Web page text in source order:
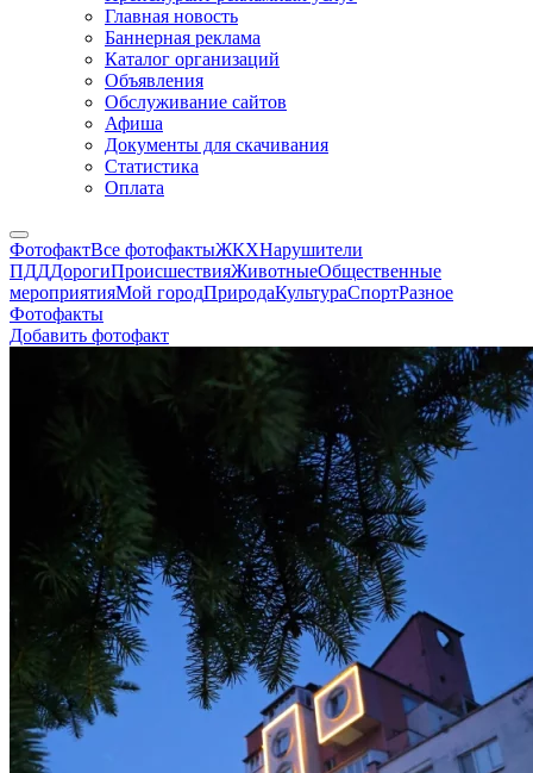
Главная новость
Баннерная реклама
Каталог организаций
Объявления
Обслуживание сайтов
Афиша
Документы для скачивания
Статистика
Оплата
ФотофактВсе фотофактыЖКХНарушители
ПДДДорогиПроисшествияЖивотныеОбщественные
мероприятияМой городПриродаКультураСпортРазное
Фотофакты
Добавить фотофакт